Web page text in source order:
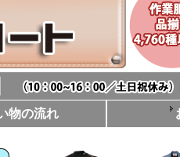
物の流れ